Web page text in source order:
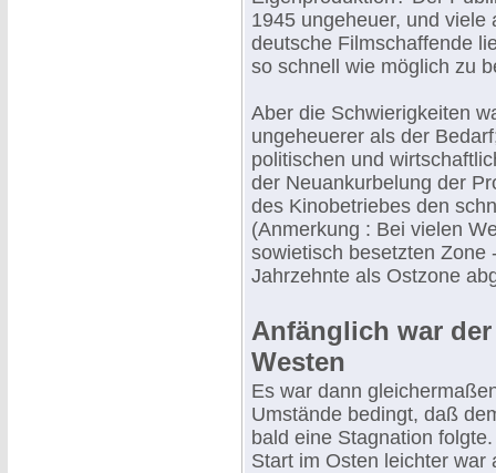
1945 ungeheuer, und
deutsche Filmschaffende
so schnell wie möglich zu
Aber die Schwierigkeiten
ungeheuerer als der
politischen und
der Neuankurbelung der
des Kinobetriebes den
(Anmerkung : Bei vielen
sowietisch besetzten Zone
Jahrzehnte als Ostzone
Anfänglich war
Westen
Es war dann
Umstände bedingt, daß
bald eine Stagnation
Start im Osten leichter war